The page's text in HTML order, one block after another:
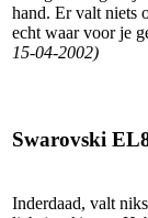
hand. Er valt niets
echt waar voor je
15-04-2002)
Swarovski
Inderdaad, valt